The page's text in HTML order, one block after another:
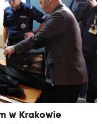
w Krakowie